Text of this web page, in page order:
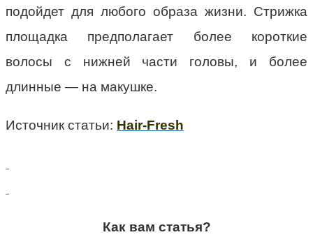
подойдет для любого образа жизни. Стрижка
площадка предполагает более короткие
волосы с нижней части головы, и более
длинные — на макушке.
Источник статьи: Hair-Fresh
Как вам статья?